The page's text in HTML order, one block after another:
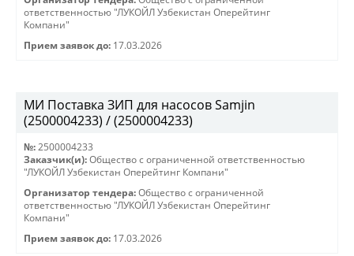
ответственностью "ЛУКОЙЛ Узбекистан Оперейтинг
Компани"
Прием заявок до: 17.03.2026
МИ Поставка ЗИП для насосов Samjin
(2500004233) / (2500004233)
№: 2500004233
Заказчик(и): Общество с ограниченной ответственностью
"ЛУКОЙЛ Узбекистан Оперейтинг Компани"
Организатор тендера: Общество с ограниченной
ответственностью "ЛУКОЙЛ Узбекистан Оперейтинг
Компани"
Прием заявок до: 17.03.2026